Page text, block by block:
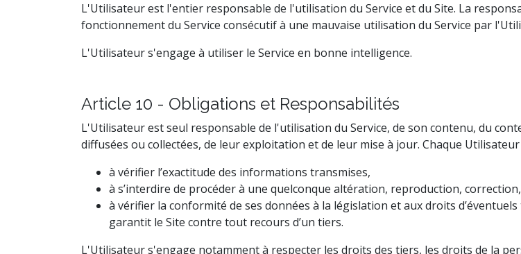
L'Utilisateur est l'entier responsable de l'utilisation du Service et du Site. La
fonctionnement du Service consécutif à une mauvaise utilisation du Service par
L'Utilisateur s'engage à utiliser le Service en bonne intelligence.
Article 10 - Obligations et Responsabilités
L'Utilisateur est seul responsable de l'utilisation du Service, de son contenu, du
diffusées ou collectées, de leur exploitation et de leur mise à jour. Chaque
à vérifier l’exactitude des informations transmises,
à s’interdire de procéder à une quelconque altération, reproduction,
à vérifier la conformité de ses données à la législation et aux droits
garantit le Site contre tout recours d’un tiers.
L'Utilisateur s'engage notamment à respecter les droits des tiers, les droits de la